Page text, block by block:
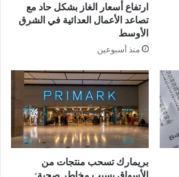
ارتفاع أسعار الغاز بشكل حاد مع
تصاعد الأعمال العدائية في الشرق
الأوسط
منذ أسبوعين
بريمارك تسحب منتجات من
الأسواق بسبب مخاطر صحية: